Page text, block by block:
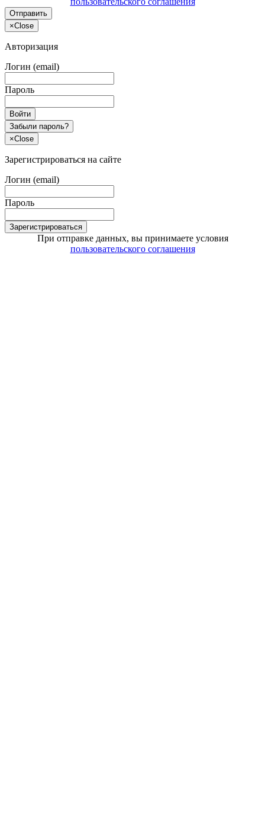
Отправить
×Close
Авторизация
Логин (email)
Пароль
Войти
Забыли пароль?
×Close
Зарегистрироваться на сайте
Логин (email)
Пароль
Зарегистрироваться
При отправке данных, вы принимаете условия
пользовательского соглашения